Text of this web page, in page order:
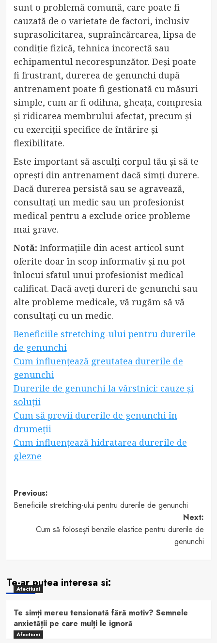
sunt o problemă comună, care poate fi
cauzată de o varietate de factori, inclusiv
suprasolicitarea, supraîncărcarea, lipsa de
condiție fizică, tehnica incorectă sau
echipamentul necorespunzător. Deși poate
fi frustrant, durerea de genunchi după
antrenament poate fi gestionată cu măsuri
simple, cum ar fi odihna, gheața, compresia
și ridicarea membrului afectat, precum și
cu exerciții specifice de întărire și
flexibilitate.
Este important să asculți corpul tău și să te
oprești din antrenament dacă simți durere.
Dacă durerea persistă sau se agravează,
consultați un medic sau un profesionist
medical pentru a exclude orice probleme
mai grave.
Notă: Informațiile din acest articol sunt
oferite doar în scop informativ și nu pot
înlocui sfatul unui profesionist medical
calificat. Dacă aveți dureri de genunchi sau
alte probleme medicale, vă rugăm să vă
consultați cu un medic.
Beneficiile stretching-ului pentru durerile
de genunchi
Cum influențează greutatea durerile de
genunchi
Durerile de genunchi la vârstnici: cauze și
soluții
Cum să previi durerile de genunchi în
drumeții
Cum influențează hidratarea durerile de
glezne
Post
navigation
Previous:
Beneficiile stretching-ului pentru durerile de genunchi
Next:
Cum să folosești benzile elastice pentru durerile de
genunchi
Te-ar putea interesa si:
Afectiuni
Te simți mereu tensionată fără motiv? Semnele
anxietății pe care mulți le ignoră
Afectiuni